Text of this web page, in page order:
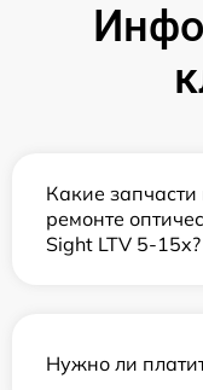
Какие
ремонте
Sight LTV 5-15x?
Нужно ли